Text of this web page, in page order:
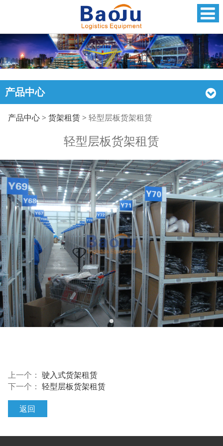
产品中心
轻型层板货架租赁
产品中心> 货架租赁> 轻型层板货架租赁
轻型层板货架租赁
上一个： 驶入式货架租赁
下一个： 轻型层板货架租赁
返回